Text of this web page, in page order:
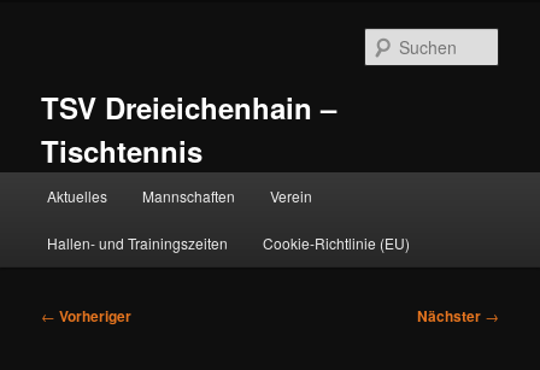
TSV Dreieichenhain –
Tischtennis
Aktuelles Mannschaften Verein
Hallen- und Trainingszeiten Cookie-Richtlinie (EU)
Beitragsnavigation
← Vorheriger Nächster →